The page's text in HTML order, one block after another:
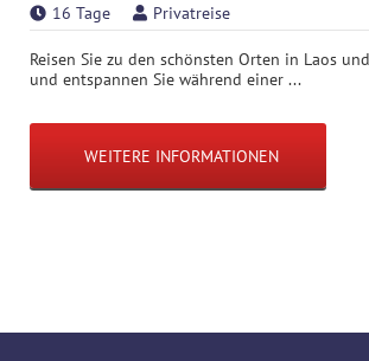
16 Tage Privatreise
Reisen Sie zu den schönsten Orten in Laos
und entspannen Sie während einer ...
WEITERE INFORMATIONEN